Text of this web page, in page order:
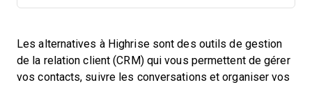
Les alternatives à Highrise sont des outils de gestion
de la relation client (CRM) qui vous permettent de gérer
vos contacts, suivre les conversations et organiser vos